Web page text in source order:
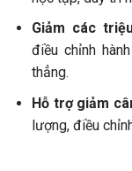
Giảm các
điều chỉnh
thẳng.
Hỗ trợ giảm
lượng, điều